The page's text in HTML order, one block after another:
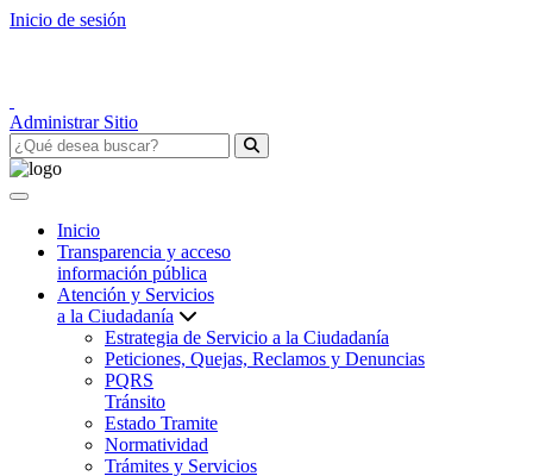
Inicio de sesión
Administrar Sitio
Inicio
Transparencia y acceso
información pública
Atención y Servicios
a la Ciudadanía
Estrategia de Servicio a la Ciudadanía
Peticiones, Quejas, Reclamos y Denuncias
PQRS
Tránsito
Estado Tramite
Normatividad
Trámites y Servicios